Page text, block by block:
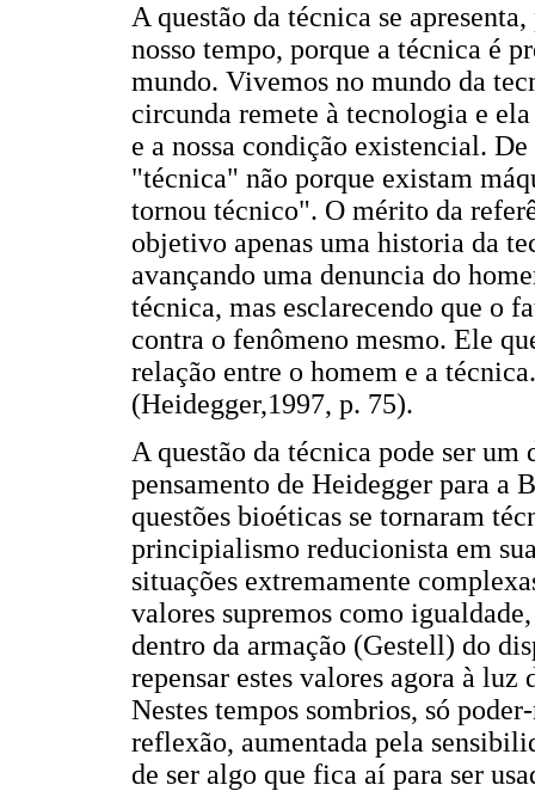
A questão da técnica se
nosso tempo, porque a técnica é
mundo. Vivemos no mundo da
circunda remete à tecnologia e
e a nossa condição existencial.
"técnica" não porque existam
tornou técnico". O mérito da
objetivo apenas uma historia da
avançando uma denuncia do
técnica, mas esclarecendo que o
contra o fenômeno mesmo. Ele
relação entre o homem e a
(Heidegger,1997, p. 75).
A questão da técnica pode ser
pensamento de Heidegger para a
questões bioéticas se tornaram
principialismo reducionista em
situações extremamente
valores supremos como
dentro da armação (Gestell) do
repensar estes valores agora à
Nestes tempos sombrios, só
reflexão, aumentada pela
de ser algo que fica aí para ser